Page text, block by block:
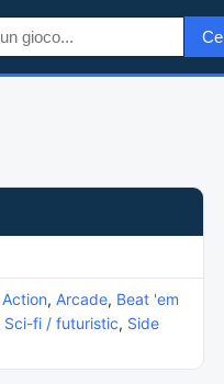
Action, Arcade, Beat 'em
Sci-fi / futuristic, Side